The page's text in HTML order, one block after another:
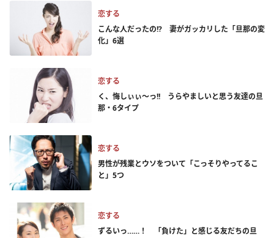
恋する
こんな人だったの!? 妻がガッカリした「旦那の変
化」6選
恋する
く、悔しぃぃ～っ!! うらやましいと思う友達の旦
那・6タイプ
恋する
男性が残業とウソをついて「こっそりやってるこ
と」5つ
恋する
ずるいっ……！ 「負けた」と感じる友だちの旦